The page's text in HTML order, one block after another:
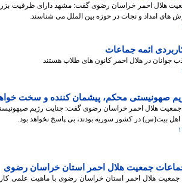
هلال احمر خراسان رضوی گفت: مشهد دارای ظرفیت
های امداد و نجات در حوزه بین الملل می شناسند.
ائمه جماعات
در هلال احمر کانون های طلاب هستند
صهونیستی محکم، پیشمان کننده و سخت
جمعیت هلال احمر خراسان رضوی گفت: جنایت رژیم
بیت(س) در کشور سوریه بودند، بی پاسخ نخواهد بود.
جمعیت هلال احمر استان خراسان رضوی
جمعیت هلال احمر استان خراسان رضوی با ماهیت علمی